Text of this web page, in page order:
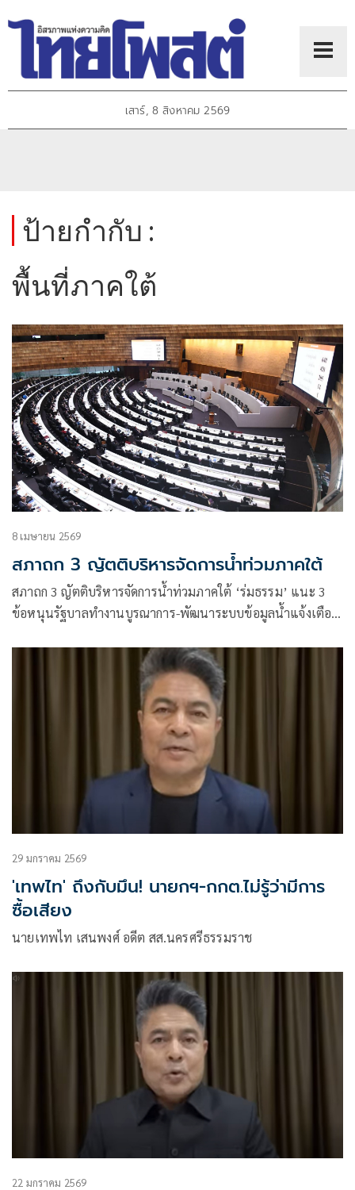
เสาร์, 8 สิงหาคม 2569
ป้ายกำกับ :
พื้นที่ภาคใต้
8 เมษายน 2569
สภาถก 3 ญัตติบริหารจัดการน้ำท่วมภาคใต้
สภาถก 3 ญัตติบริหารจัดการน้ำท่วมภาคใต้ ‘ร่มธรรม’ แนะ 3
ข้อหนุนรัฐบาลทำงานบูรณาการ-พัฒนาระบบข้อมูลน้ำแจ้งเตือน
29 มกราคม 2569
'เทพไท' ถึงกับมึน! นายกฯ-กกต.ไม่รู้ว่ามีการ
ซื้อเสียง
นายเทพไท เสนพงศ์ อดีต สส.นครศรีธรรมราช
22 มกราคม 2569